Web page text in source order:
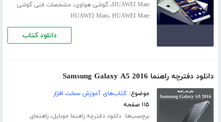
HUAWEI Mate،گوشی هواوی، مشخصات فنی گوشی
HUAWEI Mate، HUAWEI Mate
دانلود کتاب
دانلود دفترچه راهنما Samsung Galaxy A5 2016
موضوع:کتاب‌های آموزش سخت افزار
۱۱۵ صفحه
برچسب‌ها:دانلود دفترچه راهنما موبایل،راهنمای